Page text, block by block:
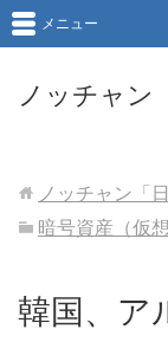
ノッチャン
メニュー
ノッチャン「
暗号資産（仮
韓国、ア